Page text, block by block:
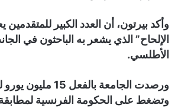
وأكد بيرتون، أن العدد الكبير
الإلحاح” الذي يشعر به الباحثون في
الأطلسي.
ورصدت الجامعة بالفعل
وتضغط على الحكومة الفرنسية لمطابقة